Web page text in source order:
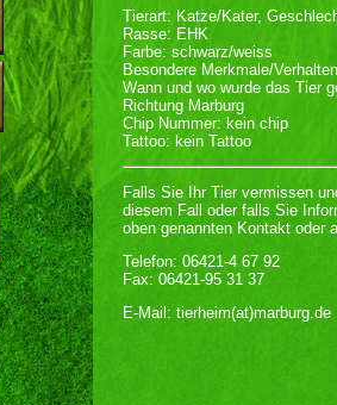
Tierart: Katze/Kater,
Rasse: EHK
Farbe: schwarz/weiss
Besondere Merkmale/
Wann und wo wurde das Tier
Richtung Marburg
Chip Nummer: kein chip
Tattoo: kein Tattoo
Falls Sie Ihr Tier vermissen
diesem Fall oder falls Sie
oben genannten Kontakt oder
Telefon: 06421-4 67 92
Fax: 06421-95 31 37
E-Mail: tierheim(at)marburg.de